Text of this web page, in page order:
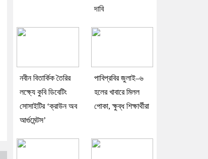
দাবি
নবীন বিতার্কিক তৈরির
লক্ষ্যে কুবি ডিবেটিং
সোসাইটির ‘ক্রাউন অব
আর্গুমেন্টস’
পাবিপ্রবির জুলাই–৬
হলের খাবারে মিলল
পোকা, ক্ষুব্ধ শিক্ষার্থীরা